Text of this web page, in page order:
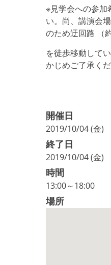
※見学会への参加
い。尚、講演会
のため迂回路 （
を徒歩移動して
かじめご了承くだ
開催日
2019/10/04 (金)
終了日
2019/10/04 (金)
時間
13:00～18:00
場所